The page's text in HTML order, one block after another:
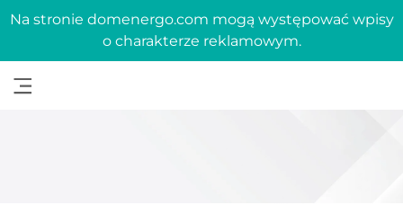
Na stronie domenergo.com mogą występować wpisy
o charakterze reklamowym.